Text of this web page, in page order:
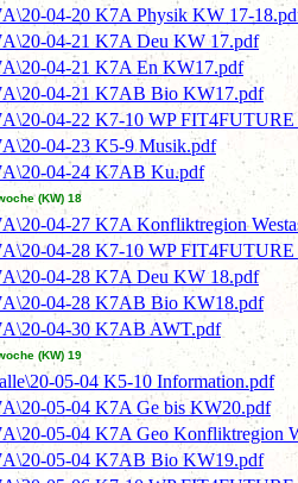
04-20 K7A Physik KW 17-
04-21 K7A Deu KW 17.pdf
04-21 K7A En KW17.pdf
04-21 K7AB Bio KW17.pdf
04-22 K7-10 WP FIT4FUTURE
04-23 K5-9 Musik.pdf
04-24 K7AB Ku.pdf
(KW) 18
04-27 K7A Konfliktregion
04-28 K7-10 WP FIT4FUTURE
04-28 K7A Deu KW 18.pdf
04-28 K7AB Bio KW18.pdf
04-30 K7AB AWT.pdf
(KW) 19
05-04 K5-10 Information.pdf
05-04 K7A Ge bis KW20.pdf
05-04 K7A Geo Konfliktregion
05-04 K7AB Bio KW19.pdf